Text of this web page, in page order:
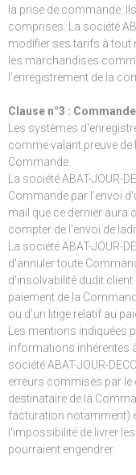
la prise de commande.
comprises. La société
modifier ses tarifs à tout
les marchandises
l’enregistrement de la
Clause n°3 : Commande
Les systèmes
comme valant preuve de
Commande.
La société ABAT-
Commande par l'envoi
mail que ce dernier aura
compter de l'envoi de
La société ABAT-JOUR-
d'annuler toute
d'insolvabilité dudit
paiement de la
ou d'un litige relatif au
Les mentions indiquées
informations inhérentes
société ABAT-JOUR-
erreurs commises par le
destinataire de la
facturation notamment)
l'impossibilité de livrer
pourraient engendrer.